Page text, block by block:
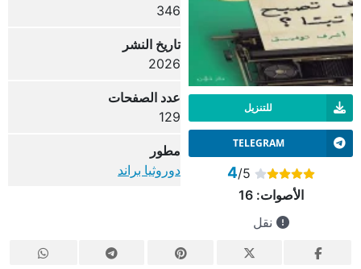
للتنزيل
TELEGRAM
4/5
الأصوات:16
نقل
346
تاريخ النشر
2026
عدد الصفحات
129
مطور
دوروثيا براند